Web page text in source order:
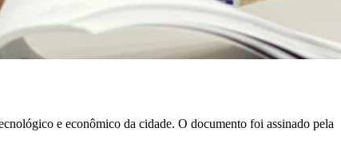
e econômico da cidade. O documento foi assinado pela